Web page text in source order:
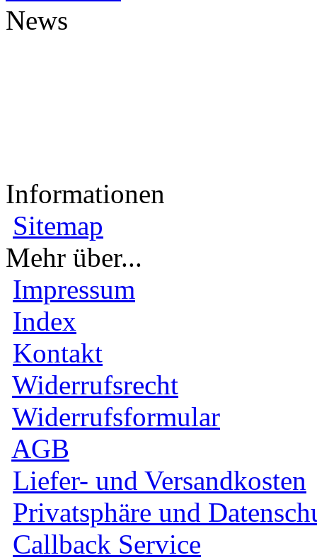
News
Informationen
Sitemap
Mehr über...
Impressum
Index
Kontakt
Widerrufsrecht
Widerrufsformular
AGB
Liefer- und Versandkosten
Privatsphäre und
Callback Service